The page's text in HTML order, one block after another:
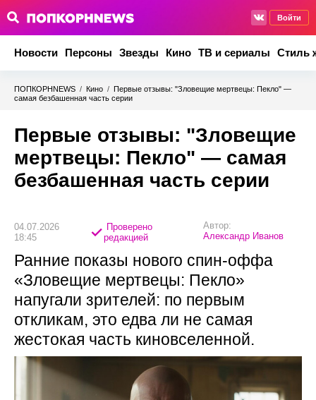
Войти
Новости Персоны Звезды Кино ТВ и сериалы Стиль
ПОПКОРНNEWS / Кино / Первые отзывы: "Зловещие мертвецы: Пекло" —
самая безбашенная часть серии
Первые отзывы: "Зловещие
мертвецы: Пекло" — самая
безбашенная часть серии
04.07.2026
18:45
Проверено
редакцией
Автор:
Александр Иванов
Ранние показы нового спин-оффа
«Зловещие мертвецы: Пекло»
напугали зрителей: по первым
откликам, это едва ли не самая
жестокая часть киновселенной.